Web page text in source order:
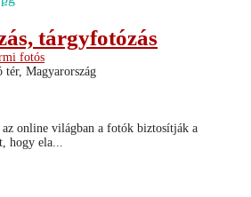
tárgyfotózás
fotós
tér, Magyarország
az online világban a fotók biztosítják a
hogy ela...